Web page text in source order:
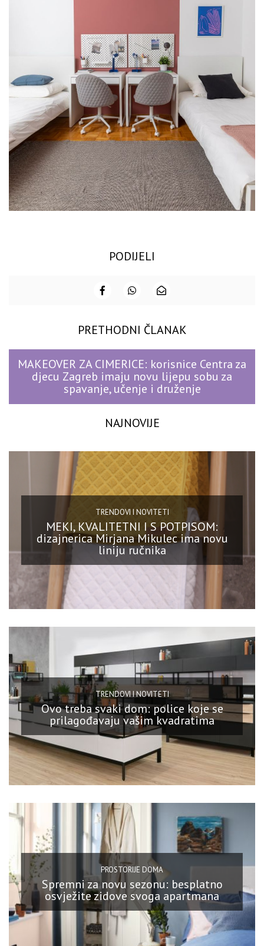
PODIJELI
PRETHODNI ČLANAK
MAKEOVER ZA CIMERICE: korisnice Centra za
djecu Zagreb imaju novu lijepu sobu za
spavanje, učenje i druženje
NAJNOVIJE
TRENDOVI I NOVITETI
MEKI, KVALITETNI I S POTPISOM:
dizajnerica Mirjana Mikulec ima novu
liniju ručnika
TRENDOVI I NOVITETI
Ovo treba svaki dom: police koje se
prilagođavaju vašim kvadratima
PROSTORIJE DOMA
Spremni za novu sezonu: besplatno
osvježite zidove svoga apartmana